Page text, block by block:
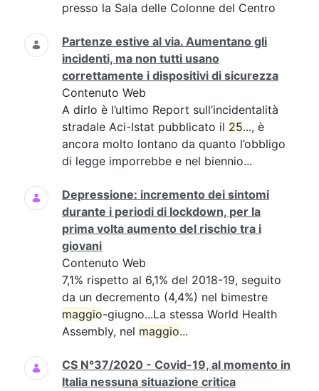
presso la Sala delle Colonne del Centro
Partenze estive al via. Aumentano gli
incidenti, ma non tutti usano
correttamente i dispositivi di sicurezza
Contenuto Web
A dirlo è l’ultimo Report sull’incidentalità
stradale Aci-Istat pubblicato il 25..., è
ancora molto lontano da quanto l’obbligo
di legge imporrebbe e nel biennio...
Depressione: incremento dei sintomi
durante i periodi di lockdown, per la
prima volta aumento del rischio tra i
giovani
Contenuto Web
7,1% rispetto al 6,1% del 2018-19, seguito
da un decremento (4,4%) nel bimestre
maggio-giugno...La stessa World Health
Assembly, nel maggio...
CS N°37/2020 - Covid-19, al momento in
Italia nessuna situazione critica